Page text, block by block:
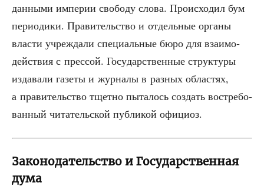
дан­ны­ми импе­рии сво­бо­ду сло­ва. Про­ис­хо­дил бум
пери­о­ди­ки. Пра­ви­тель­ство и отдель­ные орга­ны
вла­сти учре­жда­ли спе­ци­аль­ные бюро для вза­и­мо­
дей­ствия с прес­сой. Госу­дар­ствен­ные струк­ту­ры
изда­ва­ли газе­ты и жур­на­лы в раз­ных обла­стях,
а пра­ви­тель­ство тщет­но пыта­лось создать вос­тре­бо­
ван­ный чита­тель­ской пуб­ли­кой официоз.
Законодательство и Государственная
дума